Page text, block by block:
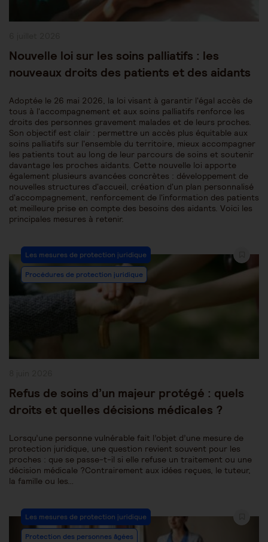
Nouvelle loi sur les soins palliatifs : les
nouveaux droits des patients et des aidants
Adoptée le 26 mai 2026, la loi visant à garantir l'égal accès de
tous à l'accompagnement et aux soins palliatifs renforce les
droits des personnes gravement malades et de leurs proches.
Son objectif est clair : permettre un accès plus équitable aux
soins palliatifs sur l'ensemble du territoire, mieux accompagner
les patients tout au long de leur parcours de soins et soutenir
davantage les proches aidants. Cette nouvelle loi apporte
également plusieurs avancées concrètes : développement de
nouvelles structures d'accueil, création d'un plan personnalisé
d'accompagnement, renforcement de l'information des patients
et meilleure prise en compte des besoins des aidants. Voici les
principales mesures à retenir.
Post
Category:
Les mesures de protection juridique
Procédures de protection juridique
Refus de soins d’un majeur protégé : quels
droits et quelles décisions médicales ?
Lorsqu’une personne vulnérable fait l’objet d’une mesure de
protection juridique, une question revient souvent pour les
proches : que se passe-t-il si elle refuse un traitement ou une
décision médicale ?Contrairement aux idées reçues, le tuteur,
la famille ou les…
Post
Category:
Les mesures de protection juridique
Protection des personnes âgées